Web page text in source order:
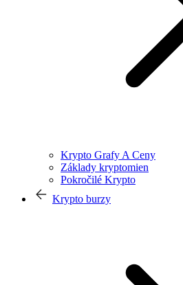
Krypto Grafy A Ceny
Základy kryptomien
Pokročilé Krypto
Krypto burzy